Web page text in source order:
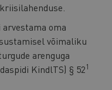
oma
võimaliku
arenguga
KindlTS) § 521